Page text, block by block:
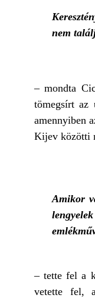
nem
– mondta
tömegsírt az
amennyiben
Kijev közötti
Amikor
– tette fel a
vetette fel,